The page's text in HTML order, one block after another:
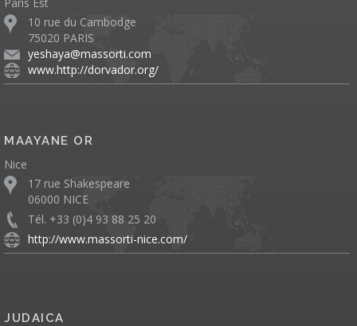
10 rue du Cambodge
75020 PARIS
yeshaya@massorti.com
www.http://dorvador.org/
MAAYANE OR
Nice
17 rue Shakespeare
06000 NICE
Tél. +33 (0)4 93 88 25 20
http://www.massorti-nice.com/
JUDAICA